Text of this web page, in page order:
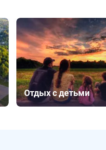
Отдых с детьми